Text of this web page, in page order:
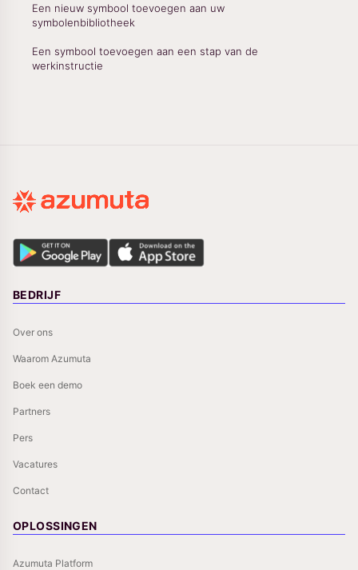
Een nieuw symbool toevoegen aan uw
symbolenbibliotheek
Een symbool toevoegen aan een stap van de
werkinstructie
BEDRIJF
Over ons
Waarom Azumuta
Boek een demo
Partners
Pers
Vacatures
Contact
OPLOSSINGEN
Azumuta Platform